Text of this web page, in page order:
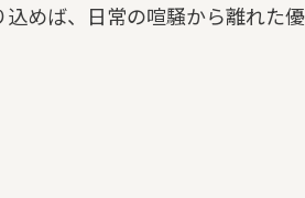
めば、日常の喧騒から離れた優